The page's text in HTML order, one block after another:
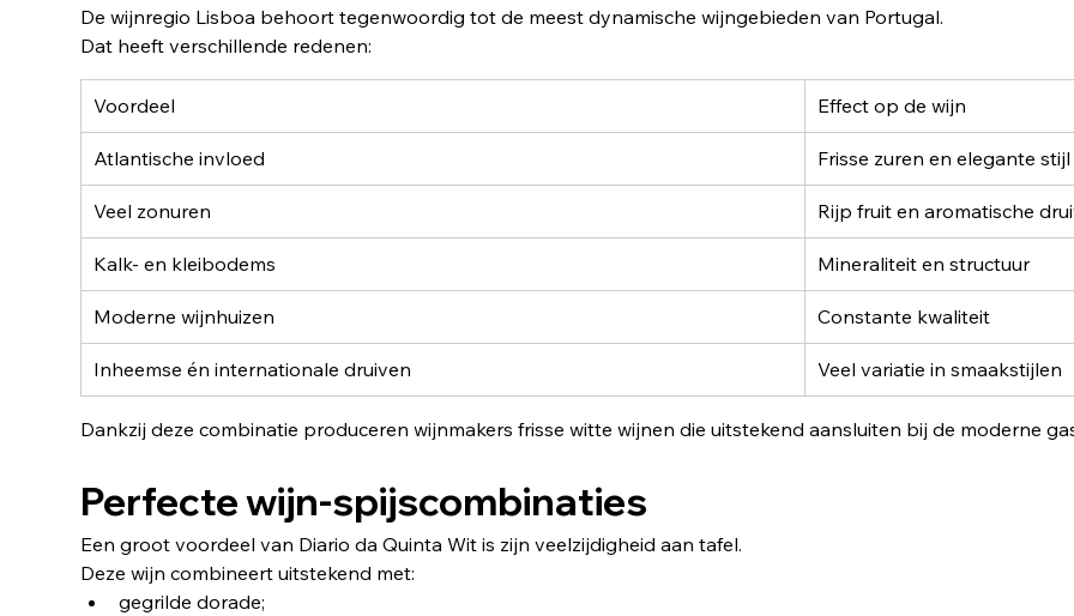
De wijnregio Lisboa behoort tegenwoordig tot de meest dynamische wijngebieden van Portugal.
Dat heeft verschillende redenen:
Voordeel Effect op de wijn
Atlantische invloed Frisse zuren en elegante stijl
Veel zonuren Rijp fruit en aromatische
Kalk- en kleibodems Mineraliteit en structuur
Moderne wijnhuizen Constante kwaliteit
Inheemse én internationale druiven Veel variatie in smaakstijlen
Dankzij deze combinatie produceren wijnmakers frisse witte wijnen die uitstekend aansluiten bij de moderne
Perfecte wijn-spijscombinaties
Een groot voordeel van Diario da Quinta Wit is zijn veelzijdigheid aan tafel.
Deze wijn combineert uitstekend met:
gegrilde dorade;